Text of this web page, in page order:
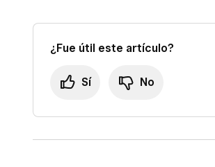
¿Fue útil este artículo?
Sí No